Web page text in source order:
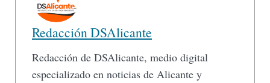
Redacción DSAlicante
Redacción de DSAlicante, medio digital
especializado en noticias de Alicante y